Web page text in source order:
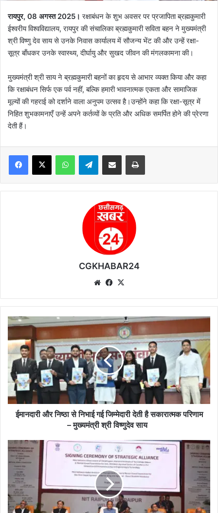
रायपुर, 08 अगस्त 2025।रक्षाबंधन के शुभ अवसर पर प्रजापिता ब्रह्मकुमारी
ईश्वरीय विश्वविद्यालय, रायपुर की संचालिका ब्रह्मकुमारी सविता बहन ने मुख्यमंत्री
श्री विष्णु देव साय से उनके निवास कार्यालय में सौजन्य भेंट की और उन्हें रक्षा-
सूत्र बाँधकर उनके स्वास्थ्य, दीर्घायु और सुखद जीवन की मंगलकामना की।
मुख्यमंत्री श्री साय ने ब्रह्मकुमारी बहनों का हृदय से आभार व्यक्त किया और कहा
कि रक्षाबंधन सिर्फ एक पर्व नहीं, बल्कि हमारी भावनात्मक एकता और सामाजिक
मूल्यों की गहराई को दर्शाने वाला अनुपम उत्सव है।उन्होंने कहा कि रक्षा-सूत्र में
निहित शुभकामनाएँ उन्हें अपने कर्तव्यों के प्रति और अधिक समर्पित होने की प्रेरणा
देती हैं।
Telegram
CGKHABAR24
We
te
Fa
bo
ok
ई
मा
न
दा
री
औ
र
ष्ठा
ग
ई
म्मे
दा
री
ईमानदारी और निष्ठा से निभाई गई जिम्मेदारी देती है सकारात्मक परिणाम
– मुख्यमंत्री श्री विष्णुदेव साय
त्ती
स
ढ़
में
शि